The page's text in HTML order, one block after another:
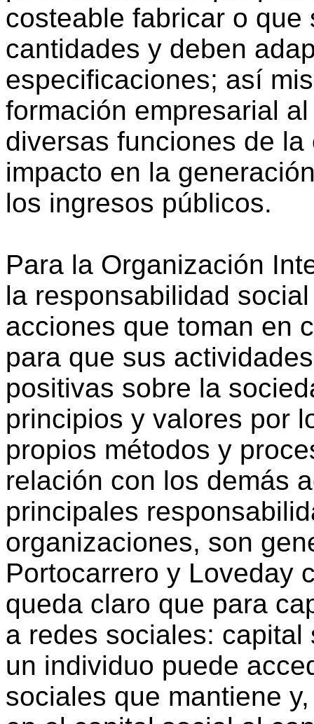
costeable fabricar o
cantidades y deben
especificaciones; así
formación empresarial
diversas funciones de
impacto en la
los ingresos públicos.
Para la Organización
la responsabilidad
acciones que toman en
para que sus
positivas sobre la
principios y valores por
propios métodos y
relación con los demás
principales
organizaciones, son
Portocarrero y Loveday
queda claro que para
a redes sociales:
un individuo puede
sociales que mantiene